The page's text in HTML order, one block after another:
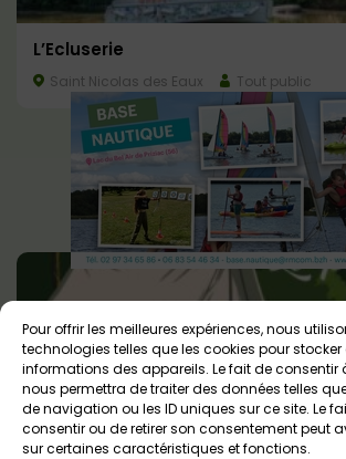
Pour offrir les meilleures expériences, nous
technologies telles que les cookies pour
informations des appareils. Le fait de consentir
nous permettra de traiter des données telles
de navigation ou les ID uniques sur ce site. Le
consentir ou de retirer son consentement peut
sur certaines caractéristiques et fonctions.
L’Ecluserie
Saint Nicolas des Eaux Tout public